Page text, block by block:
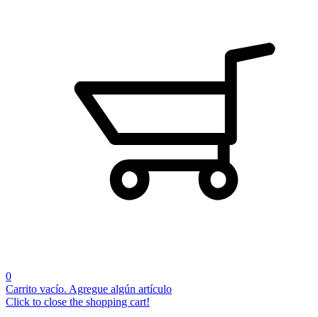
0
Carrito vacío. Agregue algún artículo
Click to close the shopping cart!